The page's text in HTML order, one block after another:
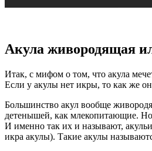
Акула живородящая
Итак, с мифом о том, что акула
Если у акулы нет икры, то как же
Большинство акул вообще
детенышей, как млекопитающие. Но
И именно так их и называют,
икра акулы). Такие акулы